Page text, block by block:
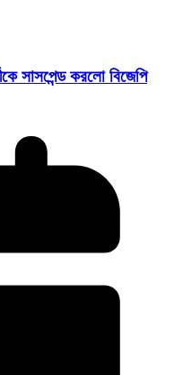
সাসপেন্ড করলো বিজেপি